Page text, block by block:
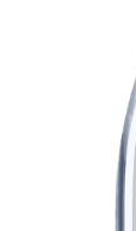
º